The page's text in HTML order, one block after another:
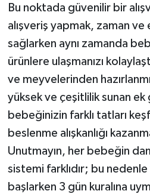
Bu noktada güvenilir bir
alışveriş yapmak, zaman
sağlarken aynı zamanda
ürünlere ulaşmanızı
ve meyvelerinden
yüksek ve çeşitlilik sunan ek
bebeğinizin farklı tatları
beslenme alışkanlığı
Unutmayın, her bebeğin
sistemi farklıdır; bu
başlarken 3 gün kuralına